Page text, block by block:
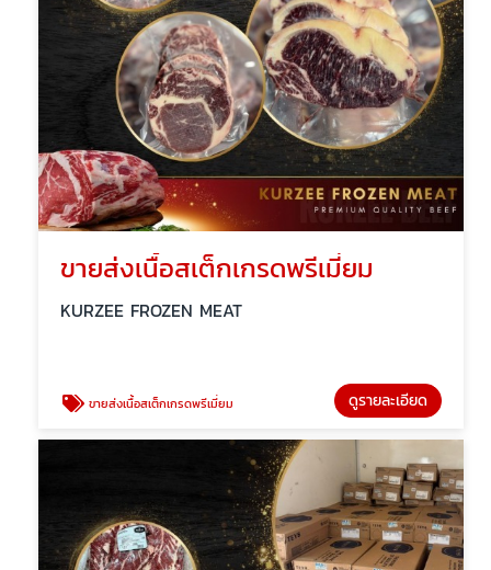
ขายส่งเนื้อสเต็กเกรดพรีเมี่ยม
KURZEE FROZEN MEAT
ขายส่งเนื้อสเต็กเกรดพรีเมี่ยม ดูรายละเอียด